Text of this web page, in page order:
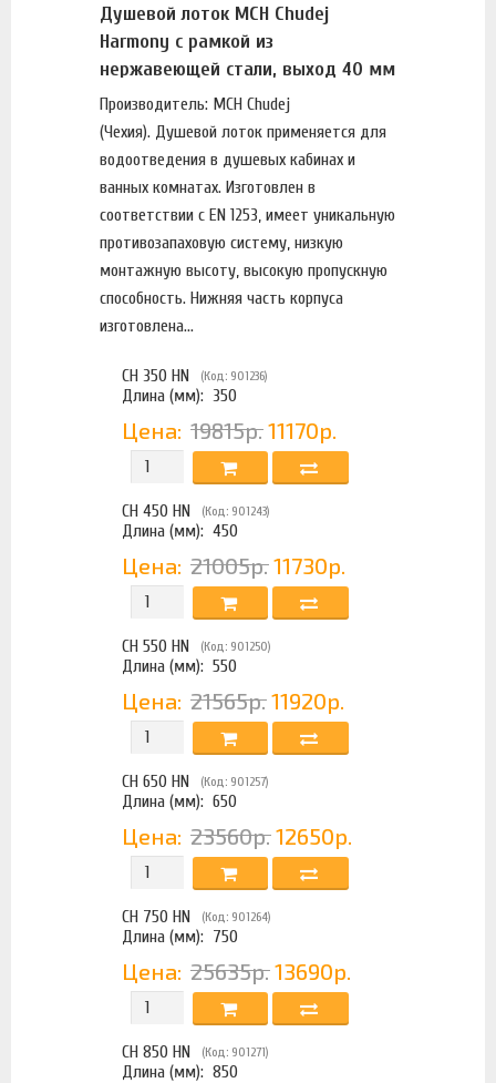
Душевой лоток MCH Chudej
Harmony с рамкой из
нержавеющей стали, выход 40 мм
(CH HN)
Производитель: MCH Chudej
(Чехия). Душевой лоток применяется для
водоотведения в душевых кабинах и
ванных комнатах. Изготовлен в
соответствии с EN 1253, имеет уникальную
противозапаховую систему, низкую
монтажную высоту, высокую пропускную
способность. Нижняя часть корпуса
изготовлена...
CH 350 HN (Код: 901236)
Длина (мм): 350
Цена: 19815р. 11170р.
CH 450 HN (Код: 901243)
Длина (мм): 450
Цена: 21005р. 11730р.
CH 550 HN (Код: 901250)
Длина (мм): 550
Цена: 21565р. 11920р.
CH 650 HN (Код: 901257)
Длина (мм): 650
Цена: 23560р. 12650р.
CH 750 HN (Код: 901264)
Длина (мм): 750
Цена: 25635р. 13690р.
CH 850 HN (Код: 901271)
Длина (мм): 850